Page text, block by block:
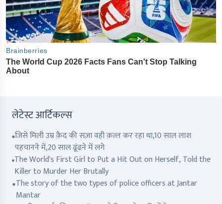
लेटेस्ट आर्टिकल्स
जिसे मिली उम्र क़ैद की सज़ा वही क़त्ल कर रहा था,10 साल लाश
पहचानने में,20 साल ढूंढने में लगे
The World's First Girl to Put a Hit Out on Herself, Told the
Killer to Murder Her Brutally
The story of the two types of police officers at Jantar
Mantar